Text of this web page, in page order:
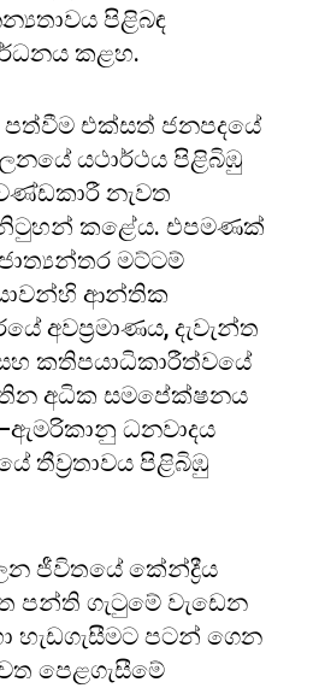
පිළිබඳ
කළහ.
පත්වීම එක්සත් ජනපදයේ
යථාර්ථය පිළිබිඹු
නැවත
කළේය. එපමණක්
මට්ටම්
ආන්තික
අවප්‍රමාණය, දැවැන්ත
කතිපයාධිකාරීත්වයේ
අධික සමපේක්ෂනය
ධනවාදය
තීව්‍රතාවය පිළිබිඹු
ජීවිතයේ කේන්ද්‍රීය
පන්ති ගැටුමේ වැඩෙන
හැඩගැසීමට පටන් ගෙන
පෙළගැසීමේ